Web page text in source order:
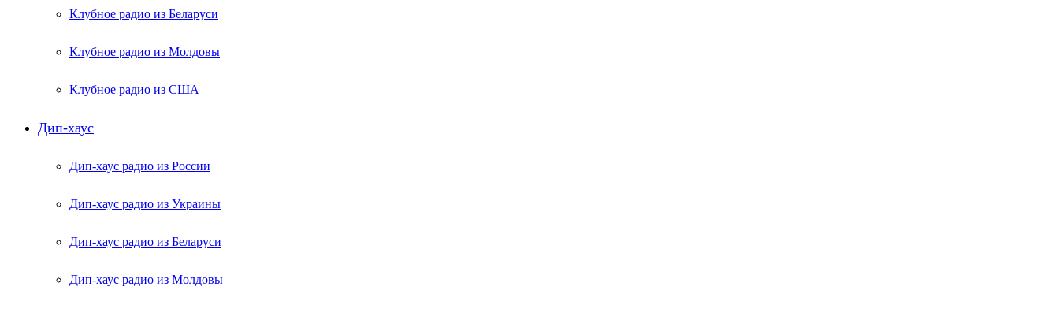
Клубное радио из Беларуси
Клубное радио из Молдовы
Клубное радио из США
Дип-хаус
Дип-хаус радио из России
Дип-хаус радио из Украины
Дип-хаус радио из Беларуси
Дип-хаус радио из Молдовы